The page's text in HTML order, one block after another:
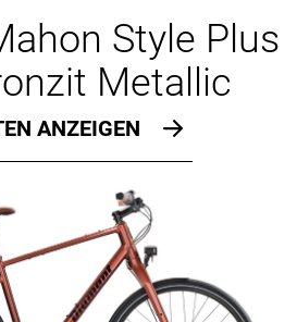
Style Plus
Metallic
ANZEIGEN